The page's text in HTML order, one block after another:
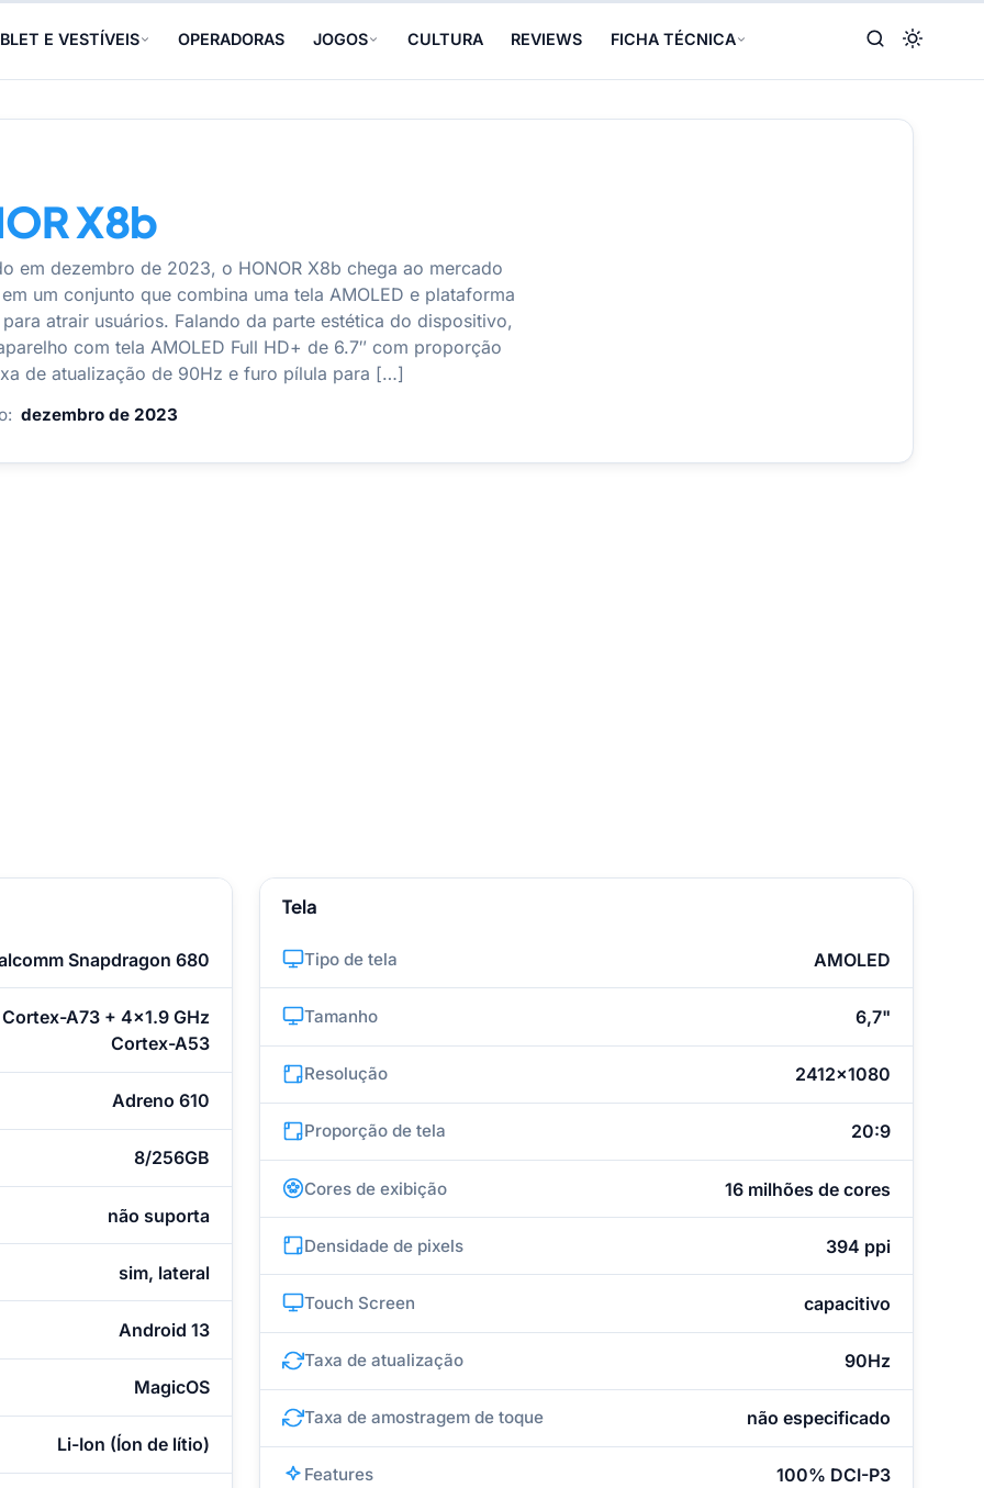
E VESTÍVEIS OPERADORAS JOGOS CULTURA REVIEWS FICHA TÉCNICA
X8b
em dezembro de 2023, o HONOR X8b chega ao mercado
um conjunto que combina uma tela AMOLED e plataforma
atrair usuários. Falando da parte estética do dispositivo,
com tela AMOLED Full HD+ de 6.7″ com proporção
de atualização de 90Hz e furo pílula para […]
dezembro de 2023
Snapdragon 680
A73 + 4x1.9 GHz
Cortex-A53
Adreno 610
8/256GB
não suporta
sim, lateral
Android 13
MagicOS
Li-Ion (Íon de lítio)
Tela
Tipo de tela AMOLED
Tamanho 6,7"
Resolução 2412x1080
Proporção de tela 20:9
Cores de exibição 16 milhões de cores
Densidade de pixels 394 ppi
Touch Screen capacitivo
Taxa de atualização 90Hz
Taxa de amostragem de toque não especificado
Features 100% DCI-P3